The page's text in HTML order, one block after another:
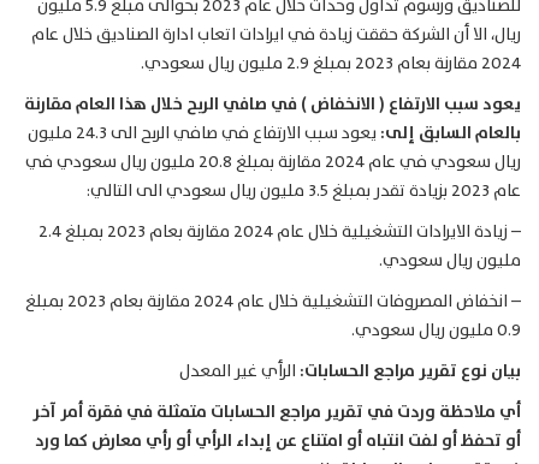
ريال، الا أن الشركة حققت زيادة في ايرادات اتعاب ادارة الصناديق خلال عام
2024 مقارنة بعام 2023 بمبلغ 2.9 مليون ريال سعودي.
يعود سبب الارتفاع ( الانخفاض ) في صافي الربح خلال هذا العام مقارنة
بالعام السابق إلى:
يعود سبب الارتفاع في صافي الربح الى 24.3 مليون
ريال سعودي في عام 2024 مقارنة بمبلغ 20.8 مليون ريال سعودي في
عام 2023 بزيادة تقدر بمبلغ 3.5 مليون ريال سعودي الى التالي:
– زيادة الايرادات التشغيلية خلال عام 2024 مقارنة بعام 2023 بمبلغ 2.4
مليون ريال سعودي.
– انخفاض المصروفات التشغيلية خلال عام 2024 مقارنة بعام 2023 بمبلغ
0.9 مليون ريال سعودي.
بيان نوع تقرير مراجع الحسابات: الرأي غير المعدل
أي ملاحظة وردت في تقرير مراجع الحسابات متمثلة في فقرة أمر آخر
أو تحفظ أو لفت انتباه أو امتناع عن إبداء الرأي أو رأي معارض كما ورد